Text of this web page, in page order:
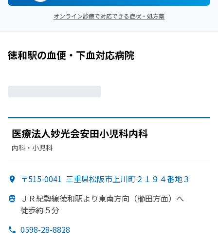
オンライン診療で対応できる症状・処方薬
徳和駅の血便・下血対応病院
医療法人妙光会安田小児科内科
内科・​小児科
〒515-0041 三重県松阪市上川町２１９４番地３
ＪＲ紀勢線徳和駅より東南方向 （櫛田方面） へ
徒歩約５分
0598-28-8828